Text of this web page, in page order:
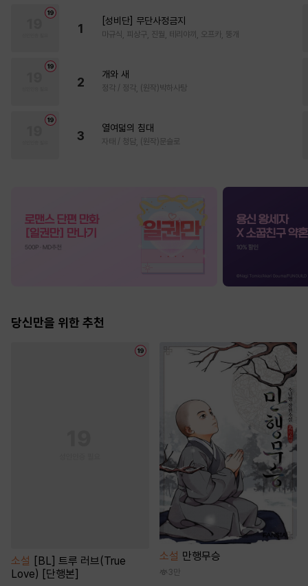
1
[성비단] 무단사정금지
마규식, 피상구, 진월, 테리야끼, 오프카, 뚱개
2
개와 새
정각 / 정각, (원작)박하사탕
3
열여덟의 침대
자태 / 청담, (원작)문슬로
당신만을 위한 추천
소설 [BL] 트루 러브(True
Love) [단행본]
소설 만행무승
3만